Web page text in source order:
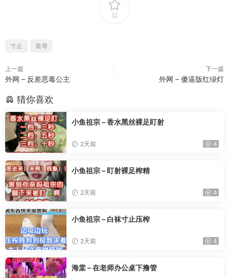
11
寸止 羞辱
上一篇
外网 – 反差恶毒公主
下一篇
外网 – 傻逼版红绿灯
猜你喜欢
小鱼祖宗 – 香水黑丝裸足盯射
2天前 4
小鱼祖宗 – 盯射裸足榨精
2天前 4
小鱼祖宗 – 白袜寸止压榨
2天前 4
海棠 – 在老师办公桌下撸管